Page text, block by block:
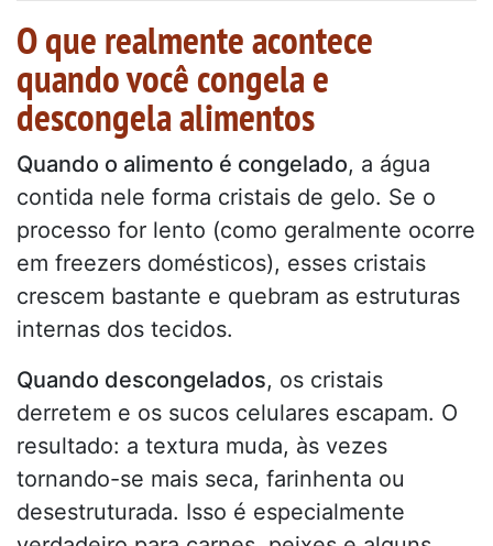
O que realmente acontece
quando você congela e
descongela alimentos
Quando o alimento é congelado, a água
contida nele forma cristais de gelo. Se o
processo for lento (como geralmente ocorre
em freezers domésticos), esses cristais
crescem bastante e quebram as estruturas
internas dos tecidos.
Quando descongelados, os cristais
derretem e os sucos celulares escapam. O
resultado: a textura muda, às vezes
tornando-se mais seca, farinhenta ou
desestruturada. Isso é especialmente